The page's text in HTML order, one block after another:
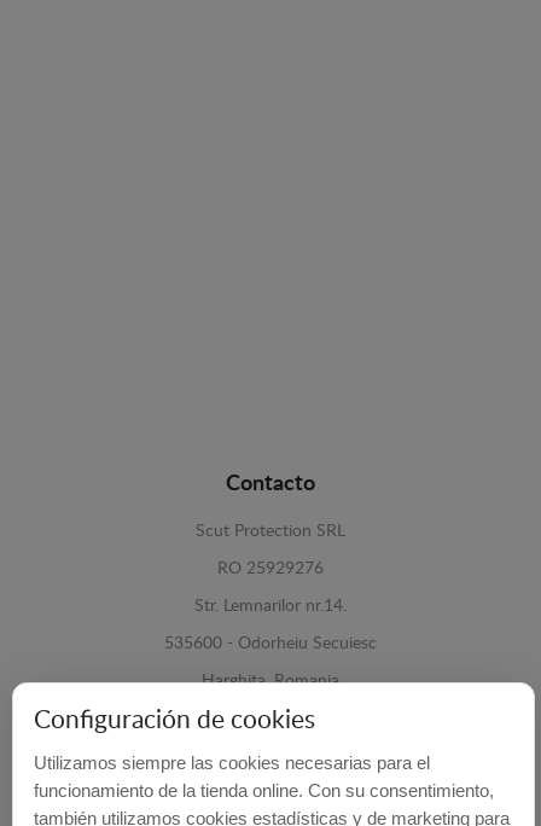
Contacto
Scut Protection SRL
RO 25929276
Str. Lemnarilor nr.14.
535600 - Odorheiu Secuiesc
Harghita, Romania
E-mail: info@cubrecarter.com
Site: www.cubrecarter.com
Configuración de cookies
Utilizamos siempre las cookies necesarias para el
funcionamiento de la tienda online. Con su consentimiento,
también utilizamos cookies estadísticas y de marketing para